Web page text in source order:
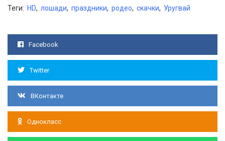
Теги: HD, лошади, праздники, родео, скачки, Уругвай
Facebook
Twitter
ВКонтакте
Однокласс